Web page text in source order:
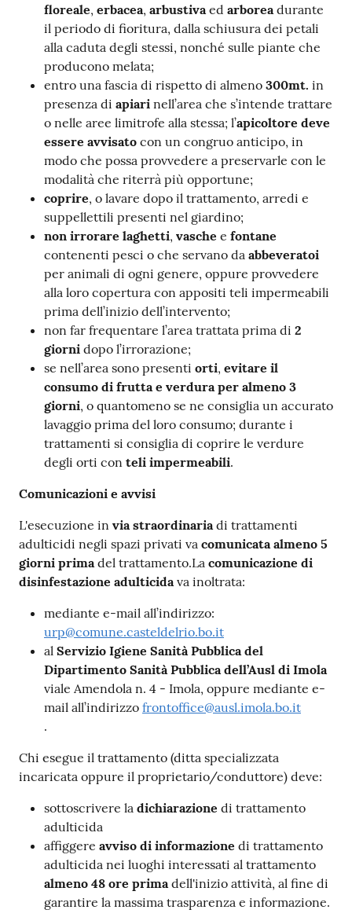
floreale, erbacea, arbustiva ed arborea durante
il periodo di fioritura, dalla schiusura dei petali
alla caduta degli stessi, nonché sulle piante che
producono melata;
entro una fascia di rispetto di almeno 300mt. in
presenza di apiari nell’area che s’intende trattare
o nelle aree limitrofe alla stessa; l’apicoltore deve
essere avvisato con un congruo anticipo, in
modo che possa provvedere a preservarle con le
modalità che riterrà più opportune;
coprire, o lavare dopo il trattamento, arredi e
suppellettili presenti nel giardino;
non irrorare laghetti, vasche e fontane
contenenti pesci o che servano da abbeveratoi
per animali di ogni genere, oppure provvedere
alla loro copertura con appositi teli impermeabili
prima dell’inizio dell’intervento;
non far frequentare l’area trattata prima di 2
giorni dopo l’irrorazione;
se nell’area sono presenti orti, evitare il
consumo di frutta e verdura per almeno 3
giorni, o quantomeno se ne consiglia un accurato
lavaggio prima del loro consumo; durante i
trattamenti si consiglia di coprire le verdure
degli orti con teli impermeabili.
Comunicazioni e avvisi
L'esecuzione in via straordinaria di trattamenti
adulticidi negli spazi privati va comunicata almeno 5
giorni prima del trattamento.La comunicazione di
disinfestazione adulticida va inoltrata:
mediante e-mail all’indirizzo:
urp@comune.casteldelrio.bo.it
al Servizio Igiene Sanità Pubblica del
Dipartimento Sanità Pubblica dell’Ausl di Imola
viale Amendola n. 4 - Imola, oppure mediante e-
mail all’indirizzo frontoffice@ausl.imola.bo.it
.
Chi esegue il trattamento (ditta specializzata
incaricata oppure il proprietario/conduttore) deve:
sottoscrivere la dichiarazione di trattamento
adulticida
affiggere avviso di informazione di trattamento
adulticida nei luoghi interessati al trattamento
almeno 48 ore prima dell'inizio attività, al fine di
garantire la massima trasparenza e informazione.